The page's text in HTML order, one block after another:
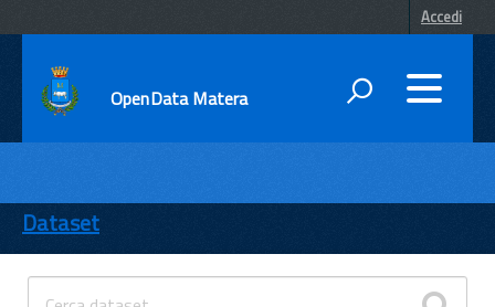
Accedi
OpenData Matera
ENTI
TEMI
INFORMAZIONI
Dataset